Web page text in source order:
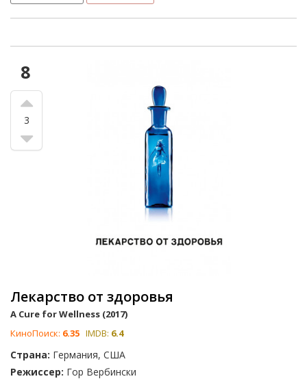
8
3
Лекарство от здоровья
A Cure for Wellness (2017)
КиноПоиск: 6.35 IMDB: 6.4
Страна: Германия, США
Режиссер: Гор Вербински